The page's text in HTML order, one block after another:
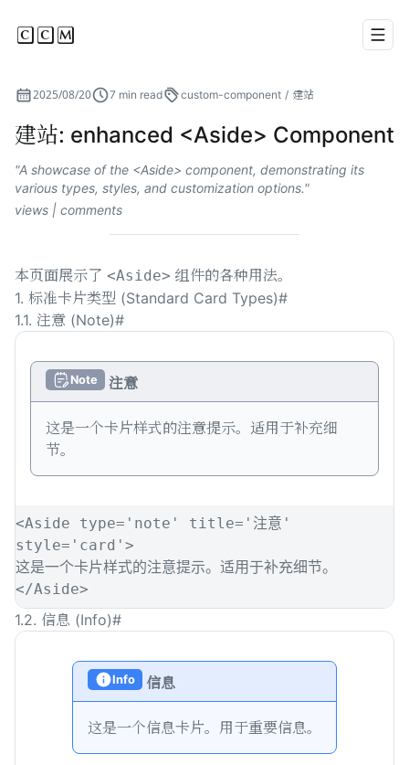
CCM
2025/08/20 7 min read custom-component / 建站
建站: enhanced <Aside> Component
A showcase of the <Aside> component, demonstrating its
various types, styles, and customization options.
views | comments
本页面展示了 <Aside> 组件的各种用法。
1. 标准卡片类型 (Standard Card Types)#
1.1. 注意 (Note)#
Note 注意
这是一个卡片样式的注意提示。适用于补充细
节。
<Aside type= ' note ' title= ' 注意 '
style= ' card ' >
这是一个卡片样式的注意提示。适用于补充细节。
</Aside>
1.2. 信息 (Info)#
Info 信息
这是一个信息卡片。用于重要信息。